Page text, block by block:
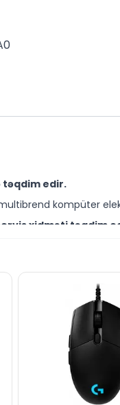
təqdim edir.
kompüter
xidməti təqdim
şərtləri ilə əldə edə
vasitəsilə bizə yaza
aktivdir.
cavablandırmağa
mesaj göndərə